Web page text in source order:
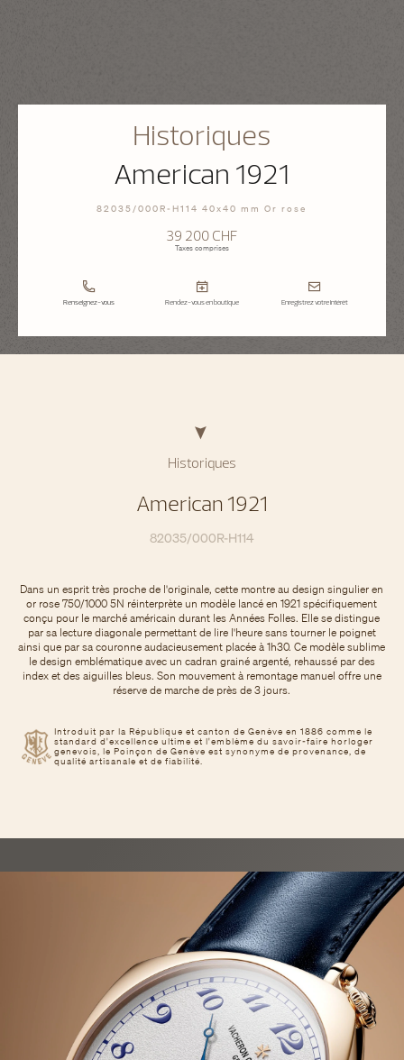
Historiques
American 1921
82035/000R-H114 40x40 mm Or rose
39 200 CHF
Taxes comprises
Renseignez-vous Rendez-vous en boutique Enregistrez votre intérêt
Historiques
American 1921
82035/000R-H114
Introduit par la République et canton de Genève en 1886 comme le
standard d'excellence ultime et l'emblème du savoir-faire horloger
genevois, le Poinçon de Genève est synonyme de provenance, de
qualité artisanale et de fiabilité.
Dans un esprit très proche de l'originale, cette montre au design singulier en
or rose 750/1000 5N réinterprète un modèle lancé en 1921 spécifiquement
conçu pour le marché américain durant les Années Folles. Elle se distingue
par sa lecture diagonale permettant de lire l'heure sans tourner le poignet
ainsi que par sa couronne audacieusement placée à 1h30. Ce modèle sublime
le design emblématique avec un cadran grainé argenté, rehaussé par des
index et des aiguilles bleus. Son mouvement à remontage manuel offre une
réserve de marche de près de 3 jours.